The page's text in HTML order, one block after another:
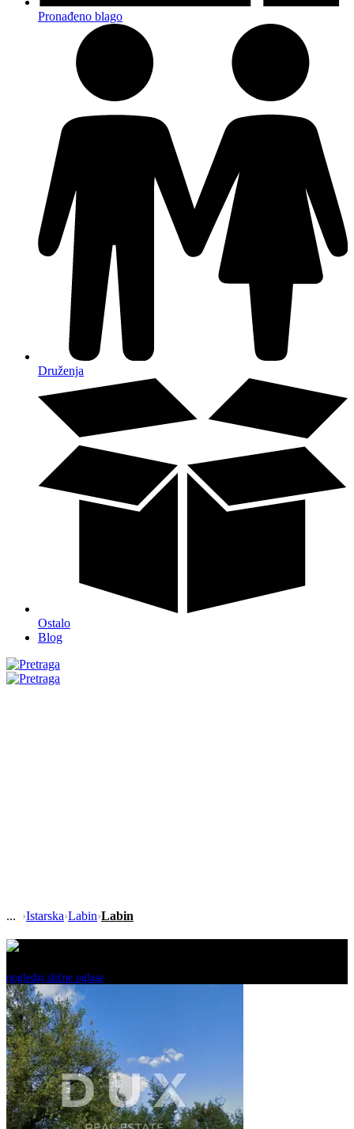
Pronađeno blago
Druženja
Ostalo
Blog
›Istarska›Labin›Labin
pogledaj slične oglase